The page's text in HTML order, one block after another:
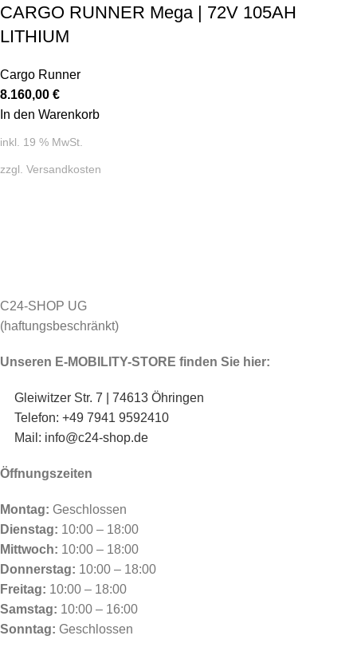
CARGO RUNNER Mega | 72V 105AH
LITHIUM
Cargo Runner
8.160,00 €
In den Warenkorb
inkl. 19 % MwSt.
zzgl. Versandkosten
C24-SHOP UG
(haftungsbeschränkt)
Unseren E-MOBILITY-STORE finden Sie hier:
Gleiwitzer Str. 7 | 74613 Öhringen
Telefon: +49 7941 9592410
Mail: info@c24-shop.de
Öffnungszeiten
Montag: Geschlossen
Dienstag: 10:00 – 18:00
Mittwoch: 10:00 – 18:00
Donnerstag: 10:00 – 18:00
Freitag: 10:00 – 18:00
Samstag: 10:00 – 16:00
Sonntag: Geschlossen